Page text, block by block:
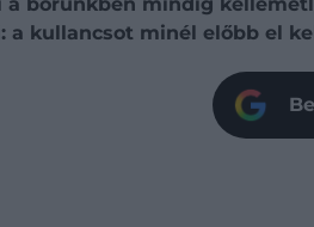
a kullancsot minél előbb el